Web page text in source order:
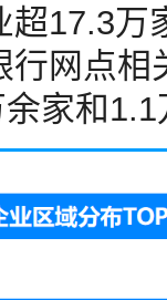
17.3万
网点
家和